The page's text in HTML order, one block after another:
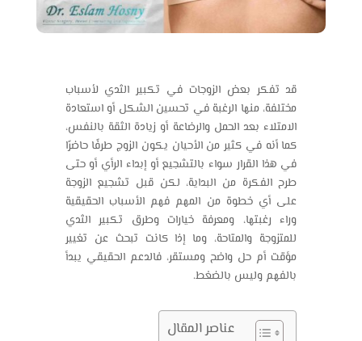
قد تفكر بعض الزوجات في تكبير الثدي لأسباب
مختلفة، منها الرغبة في تحسين الشكل أو استعادة
الامتلاء بعد الحمل والرضاعة أو زيادة الثقة بالنفس،
كما أنه في كثير من الأحيان يكون الزوج طرفًا حاضرًا
في هذا القرار سواء بالتشجيع أو إبداء الرأي أو حتى
طرح الفكرة من البداية، لكن قبل تشجيع الزوجة
على أي خطوة من المهم فهم الأسباب الحقيقية
وراء رغبتها، ومعرفة خيارات وطرق تكبير الثدي
للمتزوجة والمتاحة، وما إذا كانت تبحث عن تغيير
مؤقت أم حل واضح ومستقر، فالدعم الحقيقي يبدأ
بالفهم وليس بالضغط.
عناصر المقال